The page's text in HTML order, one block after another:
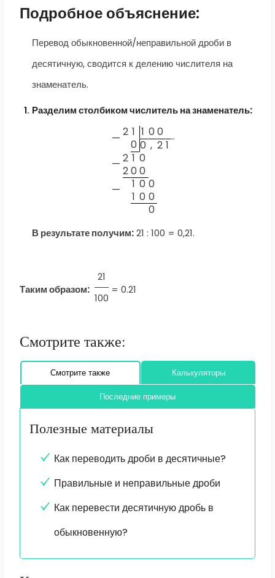
Подробное объяснение:
Перевод обыкновенной/неправильной дроби в
десятичную, сводится к делению числителя на
знаменатель.
Разделим столбиком числитель на знаменатель:
— 2 1 1 0 0
0 0 , 2 1
— 2 1 0
20 0
—
1 0 0
1 0 0
0
В результате получим:21 : 100 = 0,21.
Таким образом:
21
100
= 0.21
Смотрите также:
Смотрите также Калькуляторы
Последние примеры
Полезные материалы
Как переводить дроби в десятичные?
Правильные и неправильные дроби
Как перевести десятичную дробь в
обыкновенную?